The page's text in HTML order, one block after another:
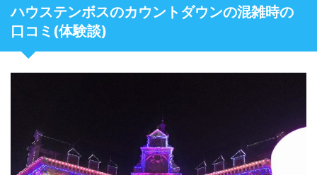
ハウステンボスのカウントダウンの混雑時の
口コミ(体験談)